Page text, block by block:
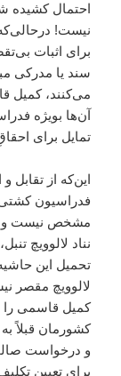
احتمال کشیده
نیست!
برای اثبات
می‌کنند، کمیل
آن‌ها بویژه
تمایل برای
این‌که از تقابل
فدراسیون‌
مشخص نیست
نناد لالوویچ
تحمیل این
لالوویچ مقصر
کشورمان قبلاً
و درخواست
برای تعیین